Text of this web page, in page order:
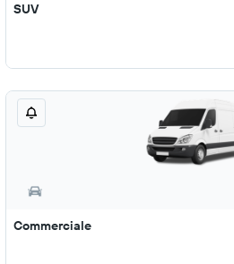
SUV
Commerciale